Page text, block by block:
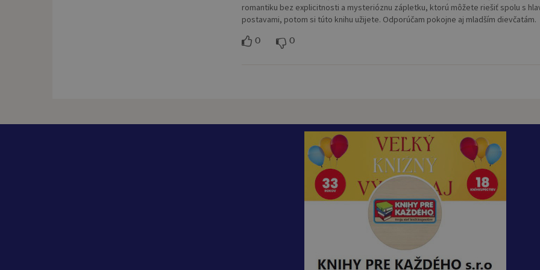
romantiku bez explicitnosti a mysterióznu zápletku, ktorú môžete riešiť spolu s
postavami, potom si túto knihu užijete. Odporúčam pokojne aj mladším dievčatám.
0 0